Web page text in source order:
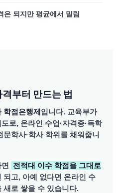
되지만 평균에서 밀림
부터 만드는 법
학점은행제 입니다. 교육부가
로, 온라인 수업·자격증·독학
학사·학사 학위를 채워줍니
전적대 이수 학점을 그대로
되고, 아예 없다면 온라인 수
새로 쌓을 수 있습니다.